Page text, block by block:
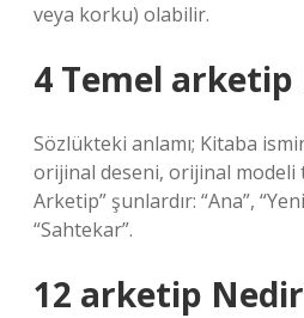
veya korku) olabilir.
4 Temel arketip
Sözlükteki anlamı; Kitaba
orijinal deseni, orijinal modeli
Arketip” şunlardır: “Ana”,
“Sahtekar”.
12 arketip